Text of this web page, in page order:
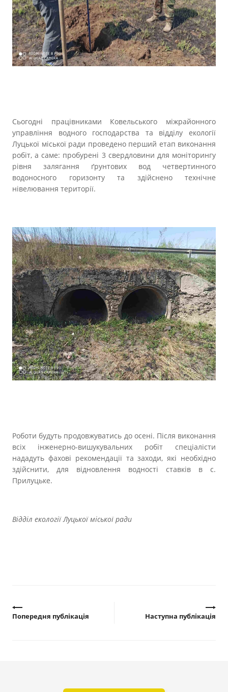
Сьогодні працівниками Ковельського міжрайонного
управління водного господарства та відділу екології
Луцької міської ради проведено перший етап виконання
робіт, а саме: пробурені 3 свердловини для моніторингу
рівня залягання ґрунтових вод четвертинного
водоносного горизонту та здійснено технічне
нівелювання території.
Роботи будуть продовжуватись до осені. Після виконання
всіх інженерно-вишукувальних робіт спеціалісти
нададуть фахові рекомендації та заходи, які необхідно
здійснити, для відновлення водності ставків в с.
Прилуцьке.
Відділ екології Луцької міської ради
Попередня публікація Наступна публікація